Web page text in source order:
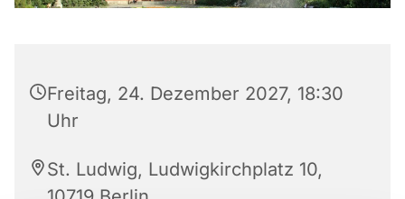
Freitag, 24. Dezember 2027, 18:30
Uhr
St. Ludwig, Ludwigkirchplatz 10,